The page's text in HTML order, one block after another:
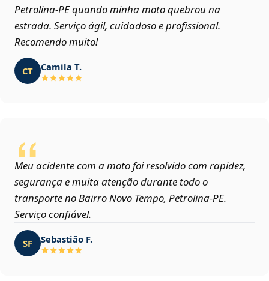
Petrolina‑PE quando minha moto quebrou na
estrada. Serviço ágil, cuidadoso e profissional.
Recomendo muito!
CT Camila T.
Meu acidente com a moto foi resolvido com rapidez,
segurança e muita atenção durante todo o
transporte no Bairro Novo Tempo, Petrolina‑PE.
Serviço confiável.
SF Sebastião F.